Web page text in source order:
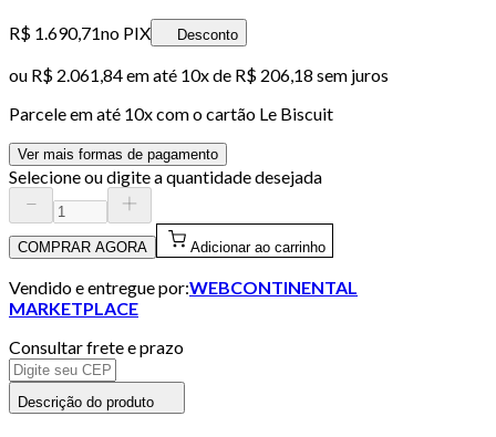
R$ 1.690,71no PIX Desconto
ou R$ 2.061,84em até 10x de R$ 206,18 sem juros
Parcele em até 10x com o cartão Le Biscuit
Ver mais formas de pagamento
Selecione ou digite a quantidade desejada
COMPRAR AGORA Adicionar ao carrinho
Vendido e entregue por:WEBCONTINENTAL
MARKETPLACE
Consultar frete e prazo
Descrição do produto